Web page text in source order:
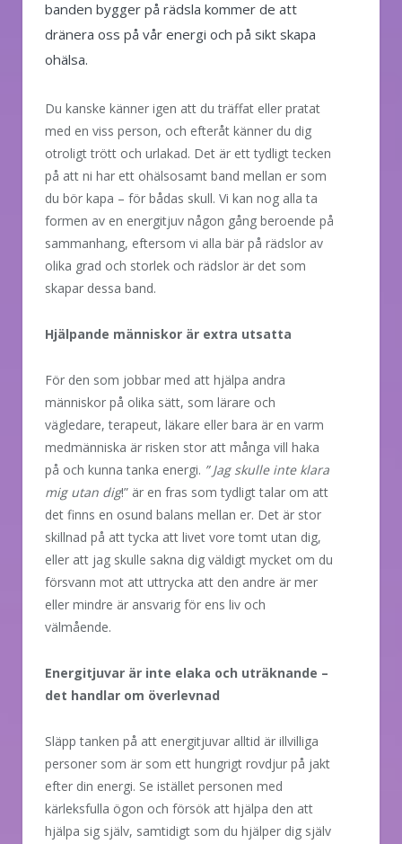
banden bygger på rädsla kommer de att
dränera oss på vår energi och på sikt skapa
ohälsa.
Du kanske känner igen att du träffat eller pratat
med en viss person, och efteråt känner du dig
otroligt trött och urlakad. Det är ett tydligt tecken
på att ni har ett ohälsosamt band mellan er som
du bör kapa – för bådas skull. Vi kan nog alla ta
formen av en energitjuv någon gång beroende på
sammanhang, eftersom vi alla bär på rädslor av
olika grad och storlek och rädslor är det som
skapar dessa band.
Hjälpande människor är extra utsatta
För den som jobbar med att hjälpa andra
människor på olika sätt, som lärare och
vägledare, terapeut, läkare eller bara är en varm
medmänniska är risken stor att många vill haka
på och kunna tanka energi. ” Jag skulle inte klara
mig utan dig!” är en fras som tydligt talar om att
det finns en osund balans mellan er. Det är stor
skillnad på att tycka att livet vore tomt utan dig,
eller att jag skulle sakna dig väldigt mycket om du
försvann mot att uttrycka att den andre är mer
eller mindre är ansvarig för ens liv och
välmående.
Energitjuvar är inte elaka och uträknande –
det handlar om överlevnad
Släpp tanken på att energitjuvar alltid är illvilliga
personer som är som ett hungrigt rovdjur på jakt
efter din energi. Se istället personen med
kärleksfulla ögon och försök att hjälpa den att
hjälpa sig själv, samtidigt som du hjälper dig själv